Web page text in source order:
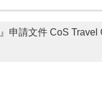
申請文件 CoS Travel